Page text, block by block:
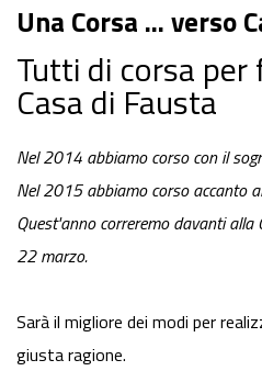
Una Corsa ... verso
Tutti di corsa per
Casa di Fausta
Nel 2014 abbiamo corso con il
Nel 2015 abbiamo corso accanto
Quest'anno correremo davanti
22 marzo.
Sarà il migliore dei modi per
giusta ragione.